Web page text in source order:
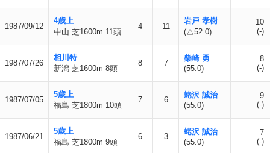
1987/09/12
4歳上
中山 芝1600m 11頭
4 11
岩戸 孝樹
(△52.0)
10
(-)
1987/07/26
相川特
新潟 芝1600m 8頭
8 7
柴崎 勇
(55.0)
8
(-)
1987/07/05
5歳上
福島 芝1800m 10頭
7 6
蛯沢 誠治
(55.0)
9
(-)
1987/06/21
5歳上
福島 芝1800m 9頭
6 3
蛯沢 誠治
(55.0)
7
(-)